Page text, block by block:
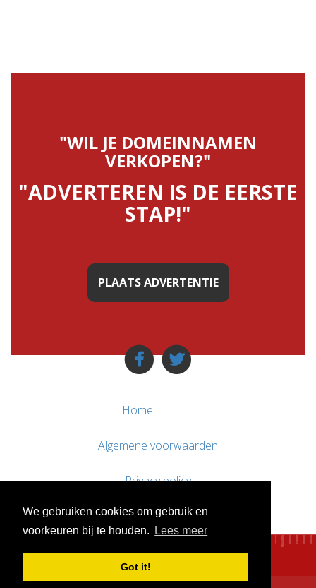
We gebruiken cookies om gebruik en
voorkeuren bij te houden.
Lees meer
Got it!
"WIL JE DOMEINNAMEN
VERKOPEN?"
"ADVERTEREN IS DE EERSTE
STAP!"
PLAATS ADVERTENTIE
Home
Algemene voorwaarden
Privacy policy
Contact / Support